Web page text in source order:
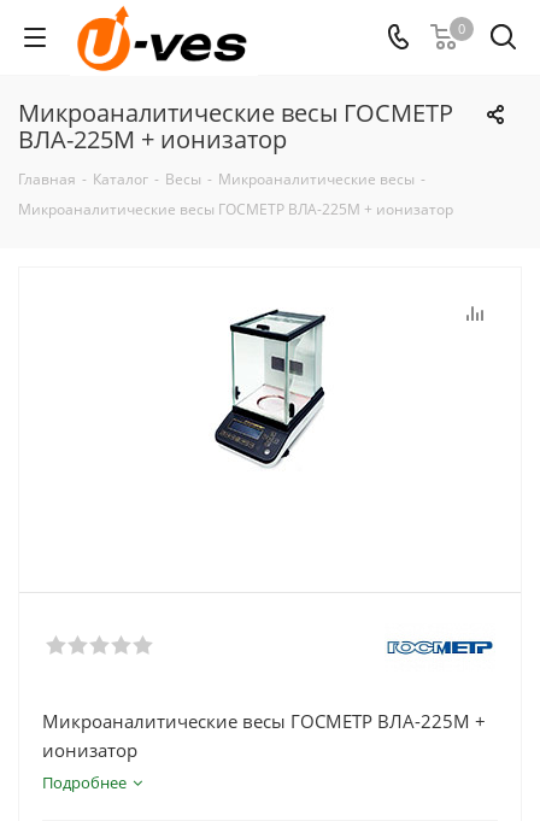
0
Микроаналитические весы ГОСМЕТР
ВЛА-225М + ионизатор
Главная - Каталог - Весы - Микроаналитические весы -
Микроаналитические весы ГОСМЕТР ВЛА-225М + ионизатор
Микроаналитические весы ГОСМЕТР ВЛА-225М +
ионизатор
Подробнее